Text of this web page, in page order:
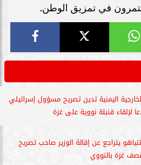
في تمزيق الوطن.
اليمنية تدين تصريح مسؤول إسرائيلي
لإلقاء قنبلة نووية على غزة
يتراجع عن إقالة الوزير صاحب تصريح
غزة بالنووي